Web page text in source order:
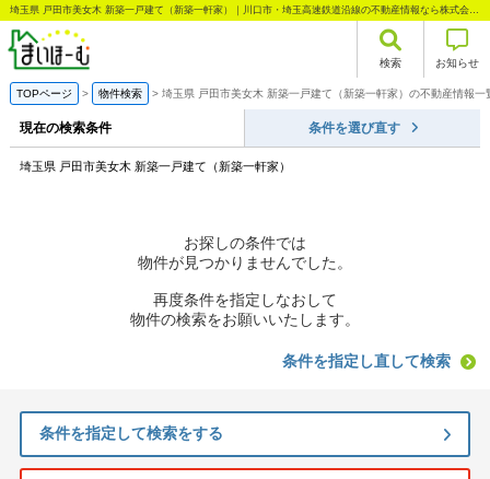
埼玉県 戸田市美女木 新築一戸建て（新築一軒家）｜川口市・埼玉高速鉄道沿線の不動産情報なら株式会社まいほーむ
検索 お知らせ
TOPページ 物件検索 埼玉県 戸田市美女木 新築一戸建て（新築一軒家）の不動産情報一
現在の検索条件 条件を選び直す
埼玉県 戸田市美女木 新築一戸建て（新築一軒家）
お探しの条件では
物件が見つかりませんでした。
再度条件を指定しなおして
物件の検索をお願いいたします。
条件を指定し直して検索
条件を指定して検索をする